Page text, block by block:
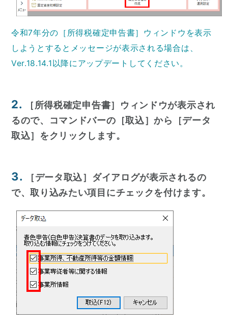
令和7年分の［所得税確定申告書］ウィンドウを表示
しようとするとメッセージが表示される場合は、
Ver.18.14.1以降にアップデートしてください。
2.
［所得税確定申告書］ウィンドウが表示され
るので、コマンドバーの［取込］から［データ
取込］をクリックします。
3.
［データ取込］ダイアログが表示されるの
で、取り込みたい項目にチェックを付けます。